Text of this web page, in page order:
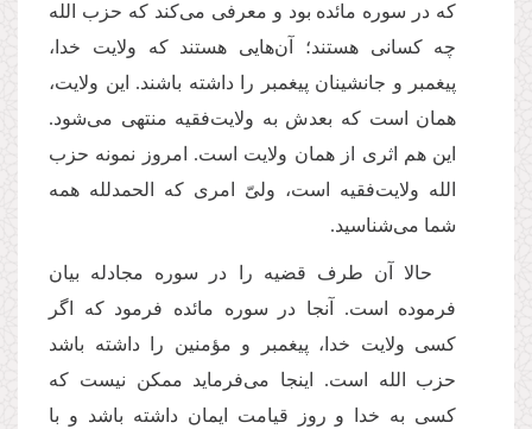
که در سوره مائده بود و معرفى مى‌‌كند كه حزب الله
چه كسانى هستند؛ آن‌هایی هستند كه ولایت خدا،
پیغمبر و جانشینان پیغمبر را داشته باشند. این ولایت،
همان است كه بعدش به ولایت‌فقیه منتهى مى‌‌شود.
این هم اثرى از همان ولایت است. امروز نمونه حزب
الله ولایت‌فقیه است، ولىّ امرى كه الحمدلله همه
شما مى‌‌شناسید.
حالا آن طرف قضیه را در سوره مجادله بیان
فرموده است. آنجا در سوره مائده فرمود که اگر
کسی ولایت خدا، پیغمبر و مؤمنین را داشته باشد
حزب الله است. اینجا مى‌‌فرماید ممكن نیست که
كسى به خدا و روز قیامت ایمان داشته باشد و با